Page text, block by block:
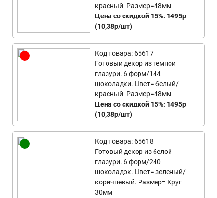
красный. Размер=48мм
Цена со скидкой 15%: 1495р
(10,38р/шт)
Код товара: 65617
Готовый декор из темной
глазури. 6 форм/144
шоколадки. Цвет= белый/
красный. Размер=48мм
Цена со скидкой 15%: 1495р
(10,38р/шт)
Код товара: 65618
Готовый декор из белой
глазури. 6 форм/240
шоколадок. Цвет= зеленый/
коричневый. Размер= Круг
30мм